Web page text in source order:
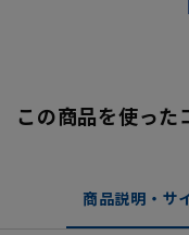
この商品を使った
商品説明・サ